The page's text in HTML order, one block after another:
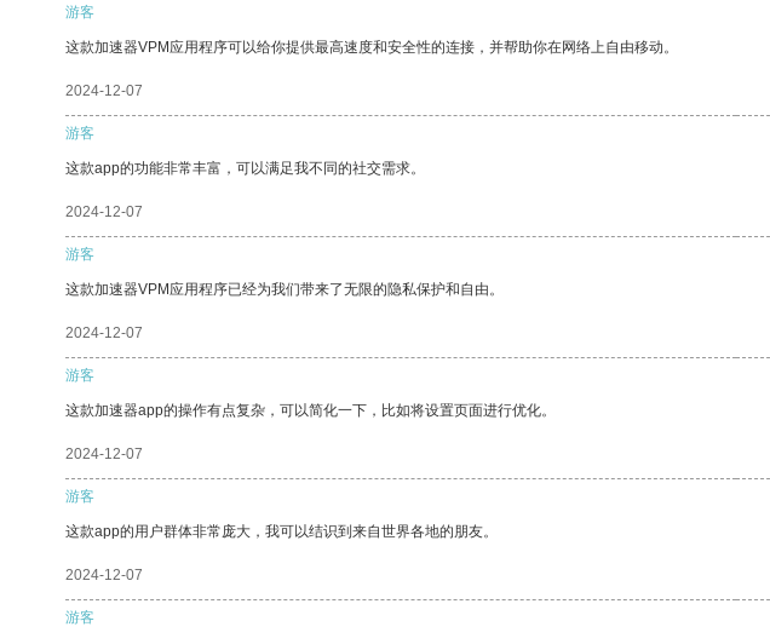
游客
这款加速器VPM应用程序可以给你提供最高速度和安全性的连接，并帮助你在网络上自由移动。
2024-12-07
游客
这款app的功能非常丰富，可以满足我不同的社交需求。
2024-12-07
游客
这款加速器VPM应用程序已经为我们带来了无限的隐私保护和自由。
2024-12-07
游客
这款加速器app的操作有点复杂，可以简化一下，比如将设置页面进行优化。
2024-12-07
游客
这款app的用户群体非常庞大，我可以结识到来自世界各地的朋友。
2024-12-07
游客